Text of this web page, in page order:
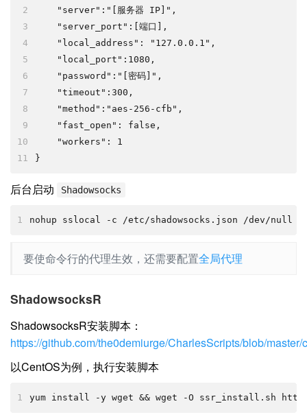
2
3
4
5
6
7
8
9
10
11
    "server":"[服务器 IP]",
    "server_port":[端口],
    "local_address": "127.0.0.1",
    "local_port":1080,
    "password":"[密码]",
    "timeout":300,
    "method":"aes-256-cfb",
    "fast_open": false,
    "workers": 1
}
后台启动 Shadowsocks
1 nohup sslocal -c /etc/shadowsocks.json /dev/null
要使命令行的代理生效，还需要配置全局代理
ShadowsocksR
ShadowsocksR安装脚本：
https://github.com/the0demiurge/CharlesScripts/blob/master/
以CentOS为例，执行安装脚本
1 yum install -y wget && wget -O ssr_install.sh